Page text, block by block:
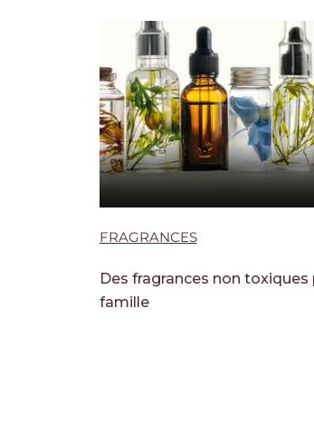
FRAGRANCES
Des fragrances non
famille